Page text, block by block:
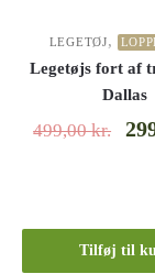
LEGETØJ,
Legetøjs fort af
Dallas
499,00kr.
Tilføj til